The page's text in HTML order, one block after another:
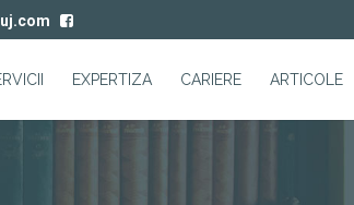
EXPERTIZA CARIERE ARTICOLE